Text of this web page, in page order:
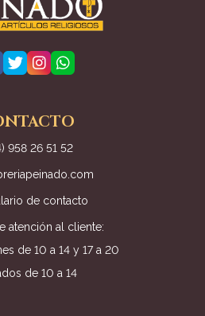
958 26 51 52
de contacto
atención al cliente:
de 10 a 14 y 17 a 20
de 10 a 14